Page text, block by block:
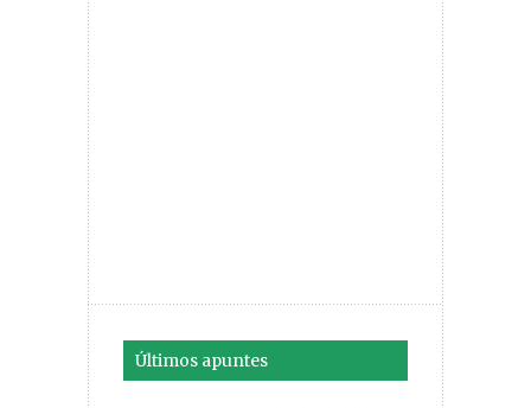
Últimos apuntes